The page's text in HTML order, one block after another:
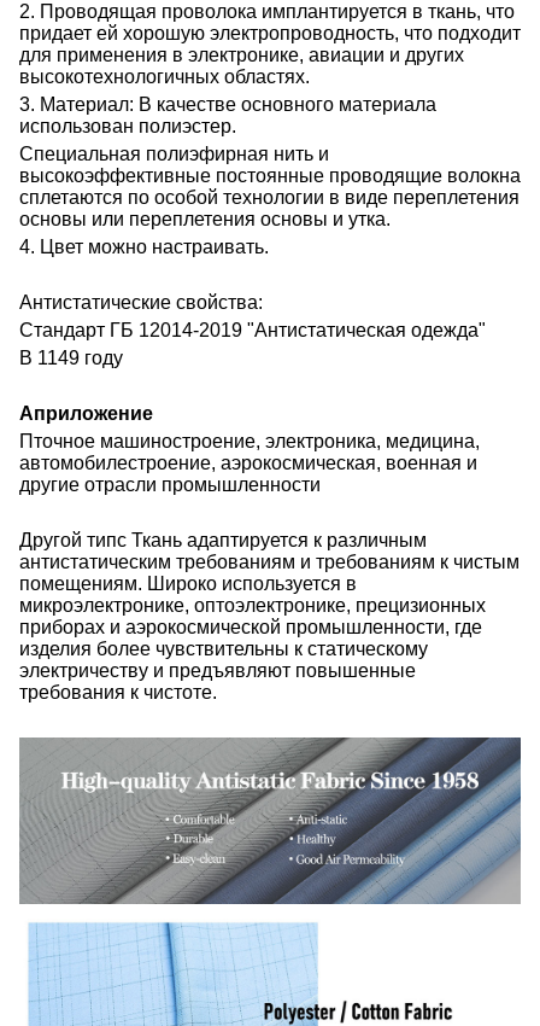
2. Проводящая проволока имплантируется в ткань, что
придает ей хорошую электропроводность, что подходит
для применения в электронике, авиации и других
высокотехнологичных областях.
3. Материал: В качестве основного материала
использован полиэстер.
Специальная полиэфирная нить и
высокоэффективные постоянные проводящие волокна
сплетаются по особой технологии в виде переплетения
основы или переплетения основы и утка.
4. Цвет можно настраивать.
Антистатические свойства:
Стандарт ГБ 12014-2019 "Антистатическая одежда"
В 1149 году
Априложение
Пточное машиностроение, электроника, медицина,
автомобилестроение, аэрокосмическая, военная и
другие отрасли промышленности
Другой типс Ткань адаптируется к различным
антистатическим требованиям и требованиям к чистым
помещениям. Широко используется в
микроэлектронике, оптоэлектронике, прецизионных
приборах и аэрокосмической промышленности, где
изделия более чувствительны к статическому
электричеству и предъявляют повышенные
требования к чистоте.